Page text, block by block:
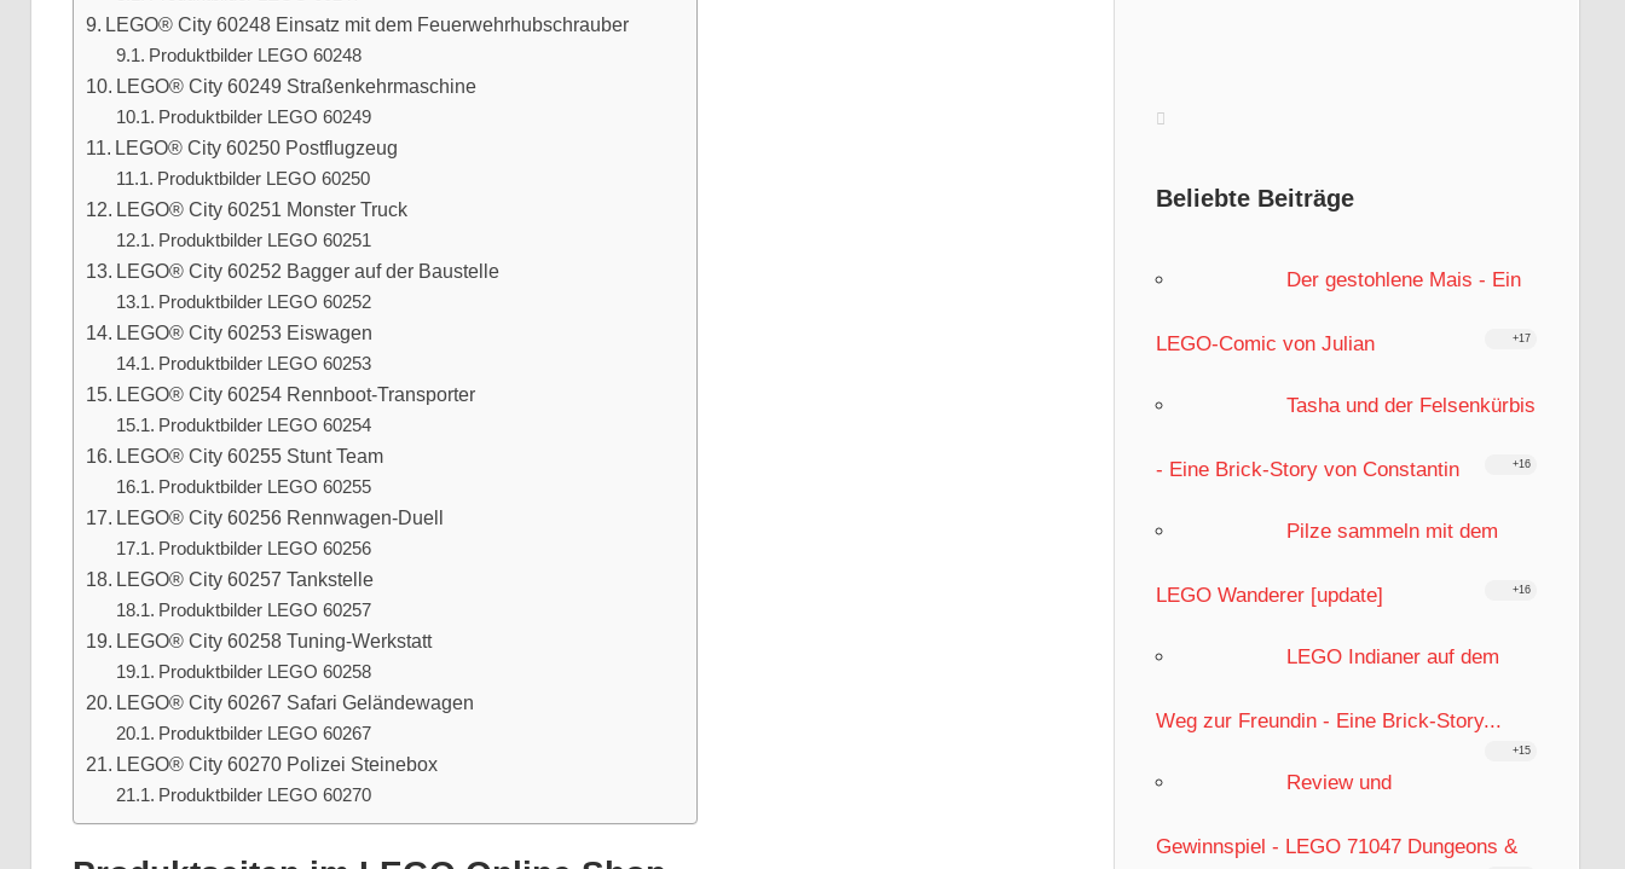
LEGO® City 60248 Einsatz mit dem Feuerwehrhubschrauber
Produktbilder LEGO 60248
LEGO® City 60249 Straßenkehrmaschine
Produktbilder LEGO 60249
LEGO® City 60250 Postflugzeug
Produktbilder LEGO 60250
LEGO® City 60251 Monster Truck
Produktbilder LEGO 60251
LEGO® City 60252 Bagger auf der Baustelle
Produktbilder LEGO 60252
LEGO® City 60253 Eiswagen
Produktbilder LEGO 60253
LEGO® City 60254 Rennboot-Transporter
Produktbilder LEGO 60254
LEGO® City 60255 Stunt Team
Produktbilder LEGO 60255
LEGO® City 60256 Rennwagen-Duell
Produktbilder LEGO 60256
LEGO® City 60257 Tankstelle
Produktbilder LEGO 60257
LEGO® City 60258 Tuning-Werkstatt
Produktbilder LEGO 60258
LEGO® City 60267 Safari Geländewagen
Produktbilder LEGO 60267
LEGO® City 60270 Polizei Steinebox
Produktbilder LEGO 60270
Beliebte Beiträge
Der gestohlene Mais - Ein
LEGO-Comic von Julian +17
Tasha und der Felsenkürbis
- Eine Brick-Story von Constantin +16
Pilze sammeln mit dem
LEGO Wanderer [update] +16
LEGO Indianer auf dem
Weg zur Freundin - Eine Brick-Story...
+15
Review und
Gewinnspiel - LEGO 71047 Dungeons &